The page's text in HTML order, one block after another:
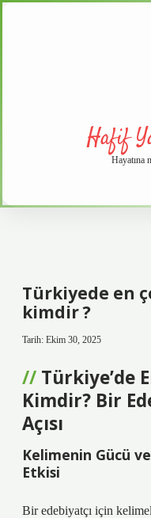
Hafif
Hayatına
Türkiyede en
kimdir ?
Tarih: Ekim 30, 2025
Türkiye’de
Kimdir? Bir
Açısı
Kelimenin Gücü
Etkisi
Bir edebiyatçı için